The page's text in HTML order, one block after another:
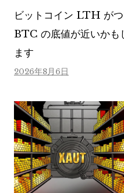
ビットコイン LTH がつ
BTC の底値が近いかも
ます
2026年8月6日